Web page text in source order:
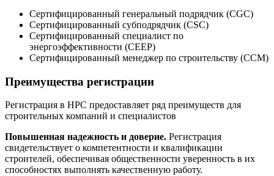
Сертифицированный генеральный подрядчик (CGC)
Сертифицированный субподрядчик (CSC)
Сертифицированный специалист по
энергоэффективности (CEEP)
Сертифицированный менеджер по строительству (CCM)
Преимущества регистрации
Регистрация в НРС предоставляет ряд преимуществ для
строительных компаний и специалистов
Повышенная надежность и доверие. Регистрация
свидетельствует о компетентности и квалификации
строителей, обеспечивая общественности уверенность в их
способностях выполнять качественную работу.